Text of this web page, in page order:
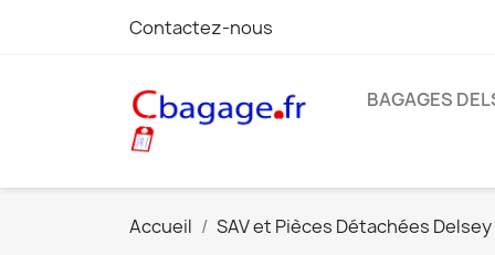
Contactez-nous
BAGAGES
Accueil SAV et Pièces Détachées Delsey